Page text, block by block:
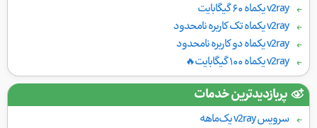
v2ray یکماه ۶۰ گیگابایت
v2ray یکماه تک کاربره نامحدود
v2ray یکماه دو کاربره نامحدود
v2ray یکماه ۱۰۰ گیگابایت🔥
پربازدیدترین خدمات
سرویس v2ray یک‌ماهه